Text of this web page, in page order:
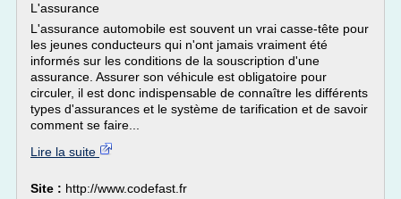
L'assurance
L'assurance automobile est souvent un vrai casse-tête pour
les jeunes conducteurs qui n'ont jamais vraiment été
informés sur les conditions de la souscription d'une
assurance. Assurer son véhicule est obligatoire pour
circuler, il est donc indispensable de connaître les différents
types d'assurances et le système de tarification et de savoir
comment se faire...
Lire la suite
Site : http://www.codefast.fr